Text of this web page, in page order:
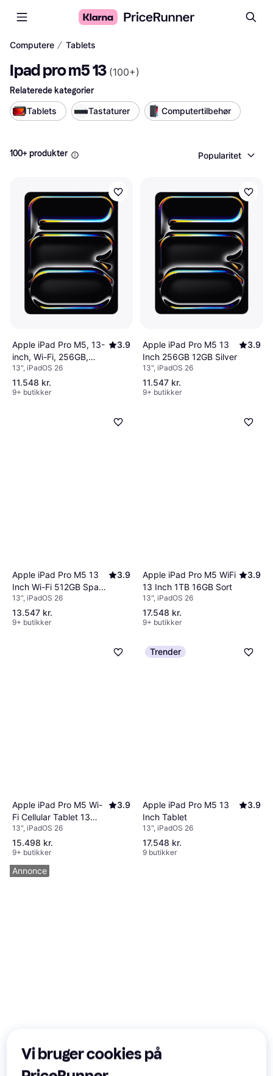
Computere ∕ Tablets
Ipad pro m5 13 (100+)
Relaterede kategorier
Tablets
Tastaturer Computertilbehør
100+ produkter Popularitet
Apple iPad Pro M5, 13-
inch, Wi-Fi, 256GB,
Standard Glass Space
Black
3.9
13", iPadOS 26
11.548 kr.
9+ butikker
Apple iPad Pro M5 13
Inch 256GB 12GB Silver
3.9
13", iPadOS 26
11.547 kr.
9+ butikker
Apple iPad Pro M5 13
Inch Wi-Fi 512GB Space
Black
3.9
13", iPadOS 26
13.547 kr.
9+ butikker
Apple iPad Pro M5 WiFi
13 Inch 1TB 16GB Sort
3.9
13", iPadOS 26
17.548 kr.
9+ butikker
Apple iPad Pro M5 Wi-
Fi Cellular Tablet 13
Inch
3.9
13", iPadOS 26
15.498 kr.
9+ butikker
Trender
Apple iPad Pro M5 13
Inch Tablet
3.9
13", iPadOS 26
17.548 kr.
9 butikker
Annonce
Vi bruger cookies på